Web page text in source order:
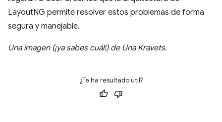
LayoutNG permite resolver estos problemas de forma
segura y manejable.
Una imagen (¡ya sabes cuál!) de Una Kravets.
¿Te ha resultado útil?